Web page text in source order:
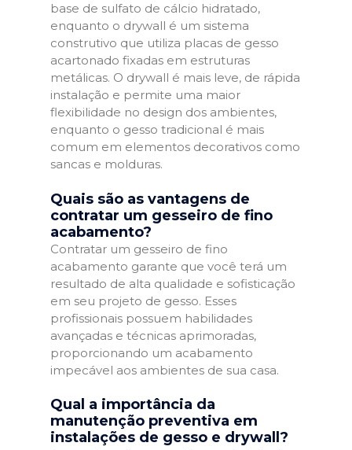
base de sulfato de cálcio hidratado,
enquanto o drywall é um sistema
construtivo que utiliza placas de gesso
acartonado fixadas em estruturas
metálicas. O drywall é mais leve, de rápida
instalação e permite uma maior
flexibilidade no design dos ambientes,
enquanto o gesso tradicional é mais
comum em elementos decorativos como
sancas e molduras.
Quais são as vantagens de
contratar um gesseiro de fino
acabamento?
Contratar um gesseiro de fino
acabamento garante que você terá um
resultado de alta qualidade e sofisticação
em seu projeto de gesso. Esses
profissionais possuem habilidades
avançadas e técnicas aprimoradas,
proporcionando um acabamento
impecável aos ambientes de sua casa.
Qual a importância da
manutenção preventiva em
instalações de gesso e drywall?